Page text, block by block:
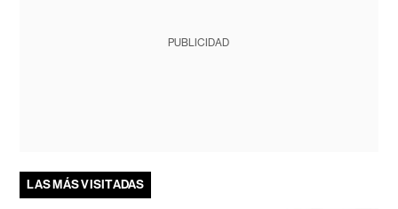
PUBLICIDAD
LAS MÁS VISITADAS